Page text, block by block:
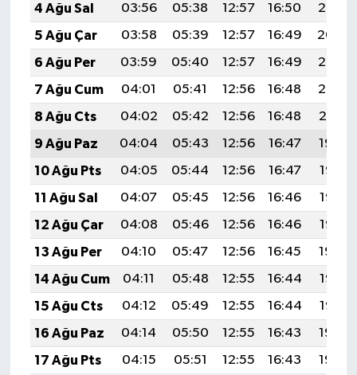
4 Ağu Sal
03:56 05:38 12:57 16:50
20:05
5 Ağu Çar
03:58 05:39 12:57 16:49
20:04
6 Ağu Per
03:59 05:40 12:57 16:49
20:03
7 Ağu Cum
04:01 05:41 12:56 16:48
20:02
8 Ağu Cts
04:02 05:42 12:56 16:48
20:01
9 Ağu Paz
04:04 05:43 12:56 16:47
19:59
10 Ağu Pts
04:05 05:44 12:56 16:47
19:58
11 Ağu Sal
04:07 05:45 12:56 16:46
19:57
12 Ağu Çar
04:08 05:46 12:56 16:46
19:56
13 Ağu Per
04:10 05:47 12:56 16:45
19:54
14 Ağu Cum
04:11 05:48 12:55 16:44
19:53
15 Ağu Cts
04:12 05:49 12:55 16:44
19:52
16 Ağu Paz
04:14 05:50 12:55 16:43
19:50
17 Ağu Pts
04:15 05:51 12:55 16:43
19:49